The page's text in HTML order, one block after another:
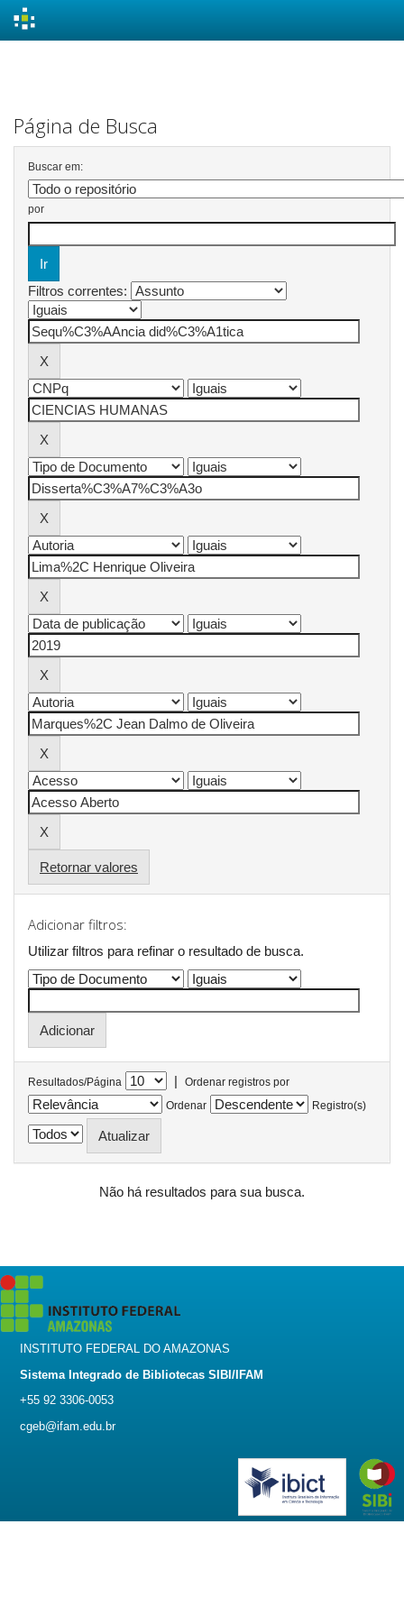
Página de Busca
Buscar em:
por
Filtros correntes:
Retornar valores
Adicionar filtros:
Utilizar filtros para refinar o resultado de busca.
Resultados/Página |
Ordenar registros por
Ordenar
Registro(s)
Não há resultados para sua busca.
INSTITUTO FEDERAL DO AMAZONAS
Sistema Integrado de Bibliotecas SIBI/IFAM
+55 92 3306-0053
cgeb@ifam.edu.br